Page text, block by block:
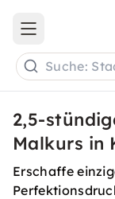
Open main menu
Suche:
2,5-
Malkurs in
Erschaffe